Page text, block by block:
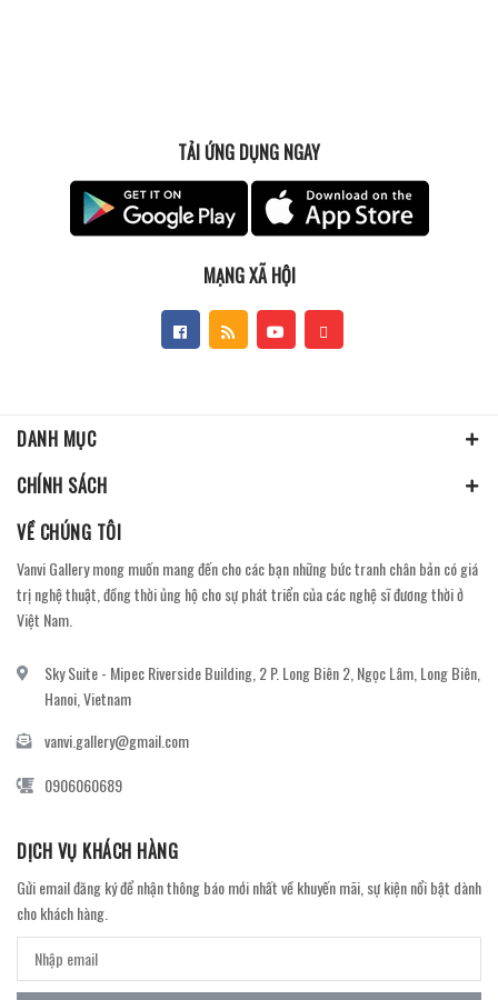
TẢI ỨNG DỤNG NGAY
MẠNG XÃ HỘI
DANH MỤC
CHÍNH SÁCH
VỀ CHÚNG TÔI
Vanvi Gallery mong muốn mang đến cho các bạn những bức tranh chân bản có giá
trị nghệ thuật, đồng thời ủng hộ cho sự phát triển của các nghệ sĩ đương thời ở
Việt Nam.
Sky Suite - Mipec Riverside Building, 2 P. Long Biên 2, Ngọc Lâm, Long Biên,
Hanoi, Vietnam
vanvi.gallery@gmail.com
0906060689
DỊCH VỤ KHÁCH HÀNG
Gửi email đăng ký để nhận thông báo mới nhất về khuyến mãi, sự kiện nổi bật dành
cho khách hàng.